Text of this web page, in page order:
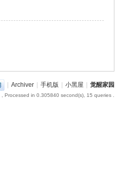
| Archiver | 手机版 | 小黑屋 | 觉醒家园
, Processed in 0.305840 second(s), 15 queries .